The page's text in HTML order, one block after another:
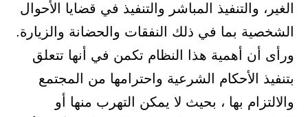
الغير، والتنفيذ المباشر والتنفيذ في قضايا الأحوال
الشخصية بما في ذلك النفقات والحضانة والزيارة.
ورأى أن أهمية هذا النظام تكمن في أنها تتعلق
بتنفيذ الأحكام الشرعية واحترامها من المجتمع
والالتزام بها ، بحيث لا يمكن التهرب منها أو